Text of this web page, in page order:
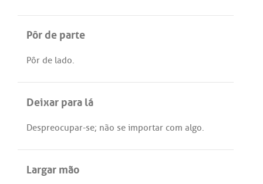
Pôr de parte
Pôr de lado.
Deixar para lá
Despreocupar-se; não se importar com algo.
Largar mão